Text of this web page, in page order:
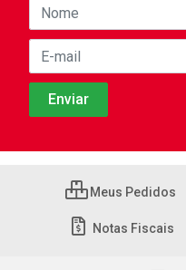
Meus Pedidos
Notas Fiscais